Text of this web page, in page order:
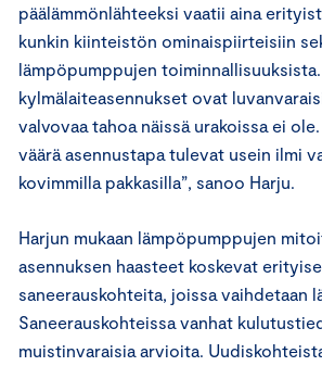
päälämmönlähteeksi vaatii aina
kunkin kiinteistön ominaispiirteisiin
lämpöpumppujen toiminnallisuuksista.
kylmälaiteasennukset ovat
valvovaa tahoa näissä urakoissa ei
väärä asennustapa tulevat usein ilmi
kovimmilla pakkasilla”, sanoo Harju.
Harjun mukaan lämpöpumppujen
asennuksen haasteet koskevat
saneerauskohteita, joissa vaihdetaan
Saneerauskohteissa vanhat
muistinvaraisia arvioita.